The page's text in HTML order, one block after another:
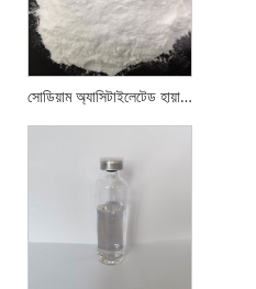
সোডিয়াম অ্যাসিটাইলেটেড হায়ালুরোনেট